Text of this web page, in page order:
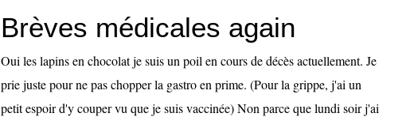
Brèves médicales again
Oui les lapins en chocolat je suis un poil en cours de décès actuellement. Je
prie juste pour ne pas chopper la gastro en prime. (Pour la grippe, j'ai un
petit espoir d'y couper vu que je suis vaccinée) Non parce que lundi soir j'ai